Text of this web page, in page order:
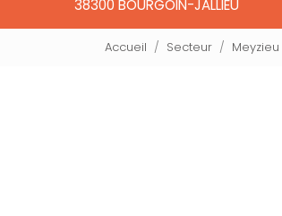
38300 BOURGOIN-JALLIEU
Accueil Secteur Meyzieu